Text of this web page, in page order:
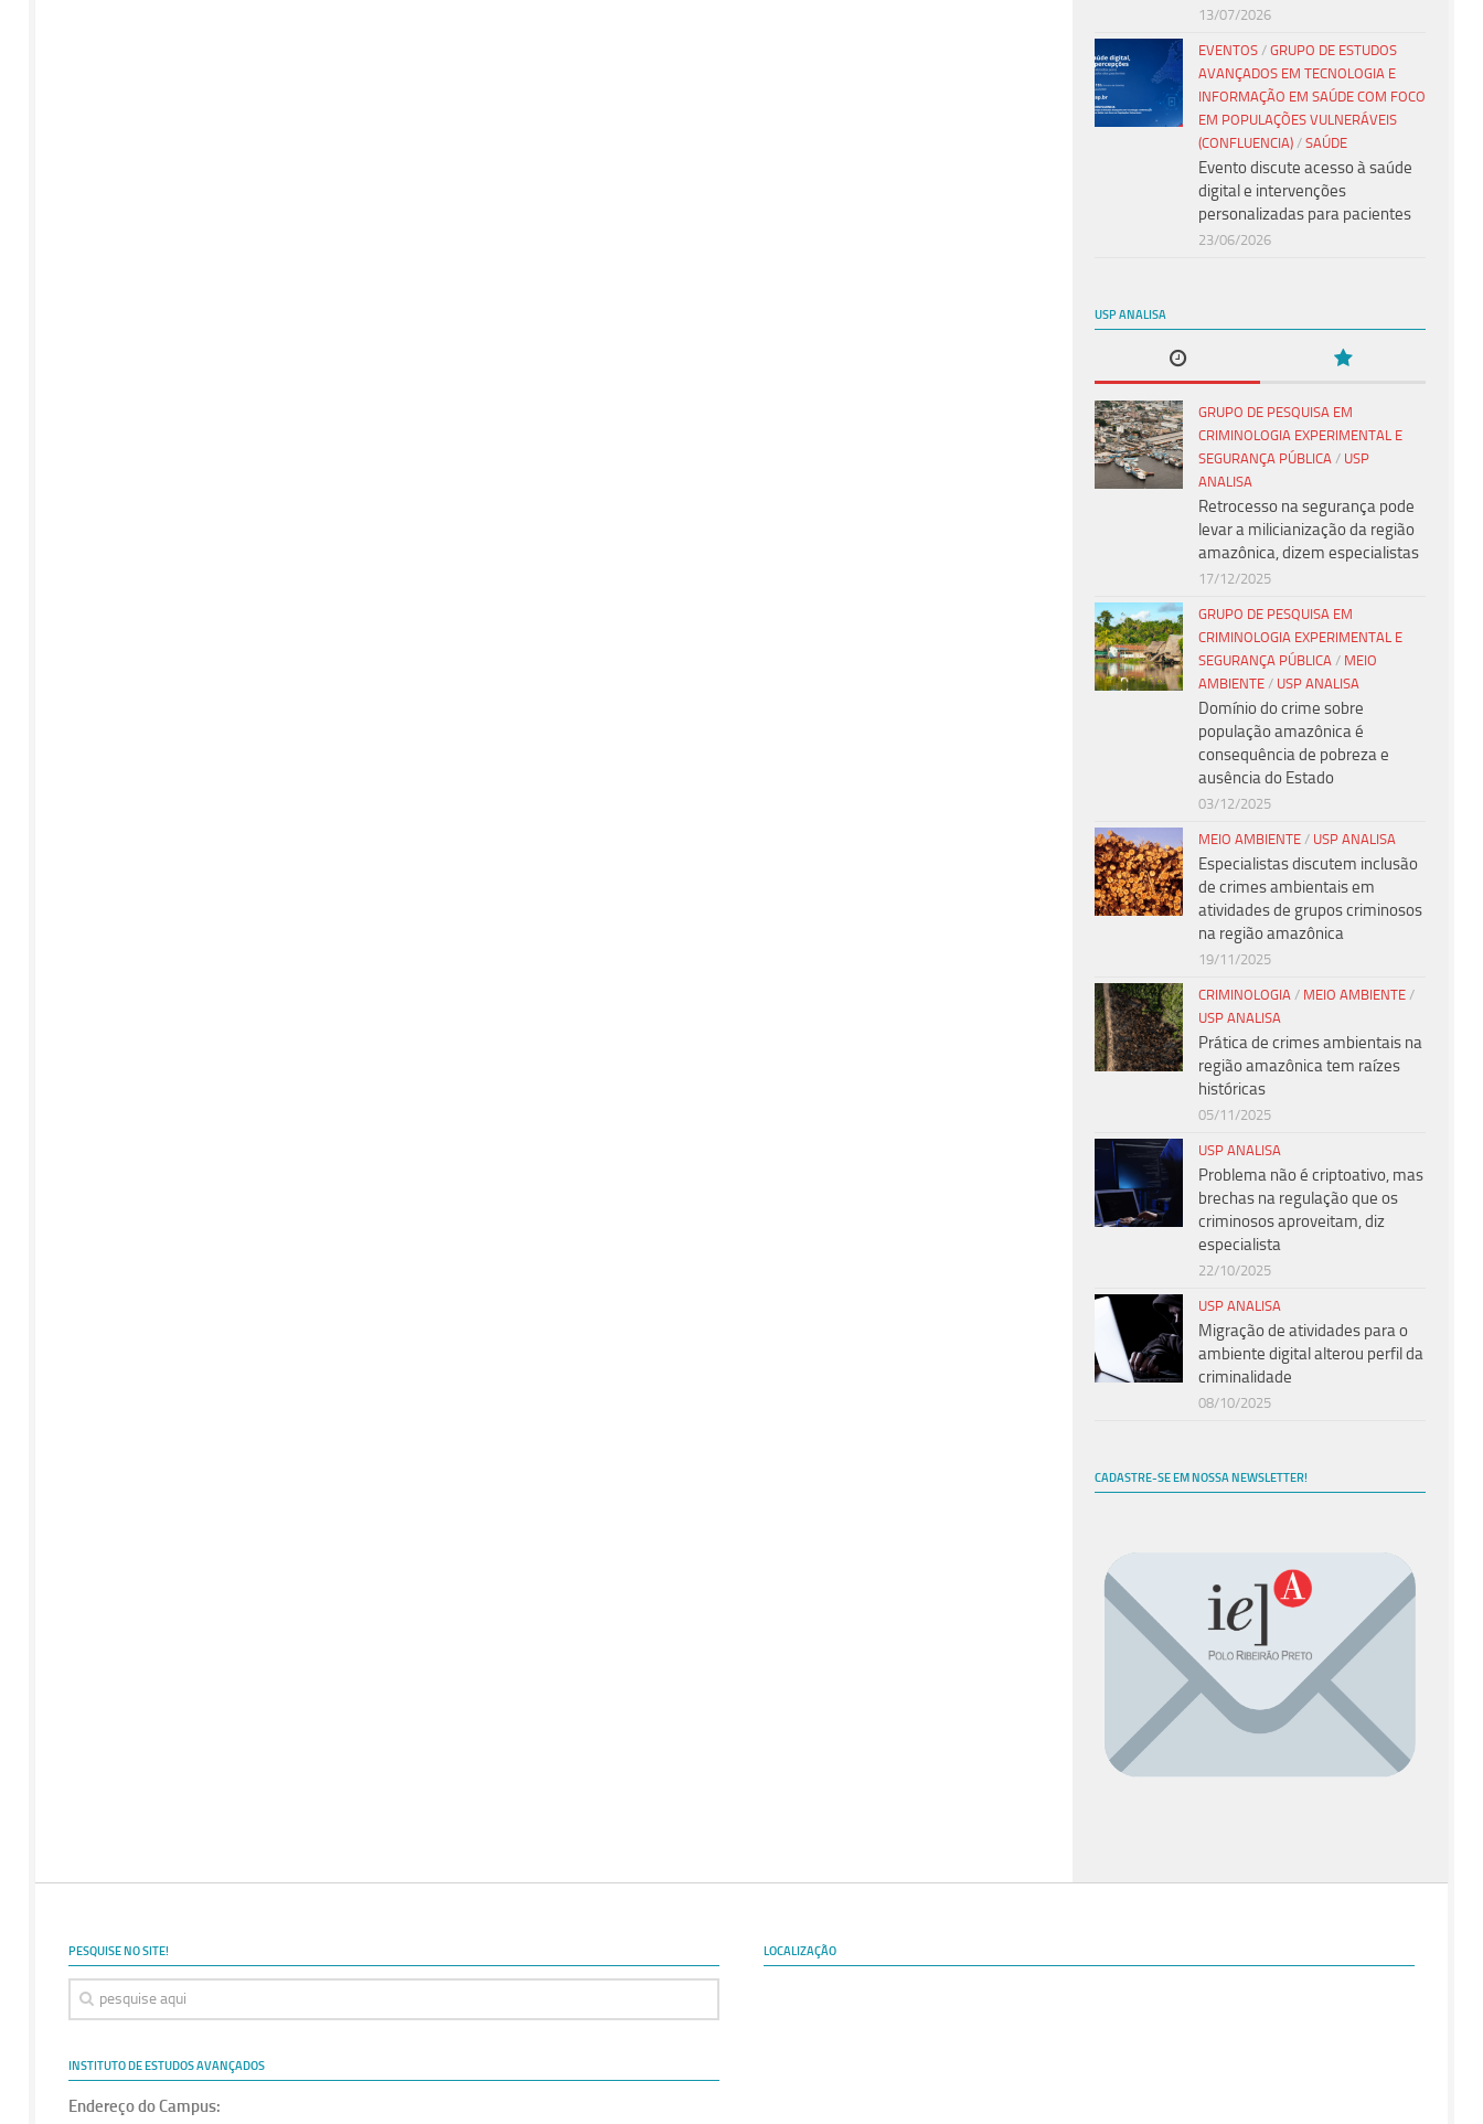
13/07/2026
EVENTOS / GRUPO DE ESTUDOS
AVANÇADOS EM TECNOLOGIA E
INFORMAÇÃO EM SAÚDE COM FOCO
EM POPULAÇÕES VULNERÁVEIS
(CONFLUENCIA) / SAÚDE
Evento discute acesso à saúde
digital e intervenções
personalizadas para pacientes
23/06/2026
USP ANALISA
GRUPO DE PESQUISA EM
CRIMINOLOGIA EXPERIMENTAL E
SEGURANÇA PÚBLICA / USP
ANALISA
Retrocesso na segurança pode
levar a milicianização da região
amazônica, dizem especialistas
17/12/2025
GRUPO DE PESQUISA EM
CRIMINOLOGIA EXPERIMENTAL E
SEGURANÇA PÚBLICA / MEIO
AMBIENTE / USP ANALISA
Domínio do crime sobre
população amazônica é
consequência de pobreza e
ausência do Estado
03/12/2025
MEIO AMBIENTE / USP ANALISA
Especialistas discutem inclusão
de crimes ambientais em
atividades de grupos criminosos
na região amazônica
19/11/2025
CRIMINOLOGIA / MEIO AMBIENTE /
USP ANALISA
Prática de crimes ambientais na
região amazônica tem raízes
históricas
05/11/2025
USP ANALISA
Problema não é criptoativo, mas
brechas na regulação que os
criminosos aproveitam, diz
especialista
22/10/2025
USP ANALISA
Migração de atividades para o
ambiente digital alterou perfil da
criminalidade
08/10/2025
CADASTRE-SE EM NOSSA NEWSLETTER!
PESQUISE NO SITE!
INSTITUTO DE ESTUDOS AVANÇADOS
Endereço do Campus:
LOCALIZAÇÃO